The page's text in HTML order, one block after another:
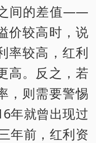
间的差值——
价较高时，说
率较高，红利
高。反之，若
，则需要警惕
年就曾出现过
年前，红利资